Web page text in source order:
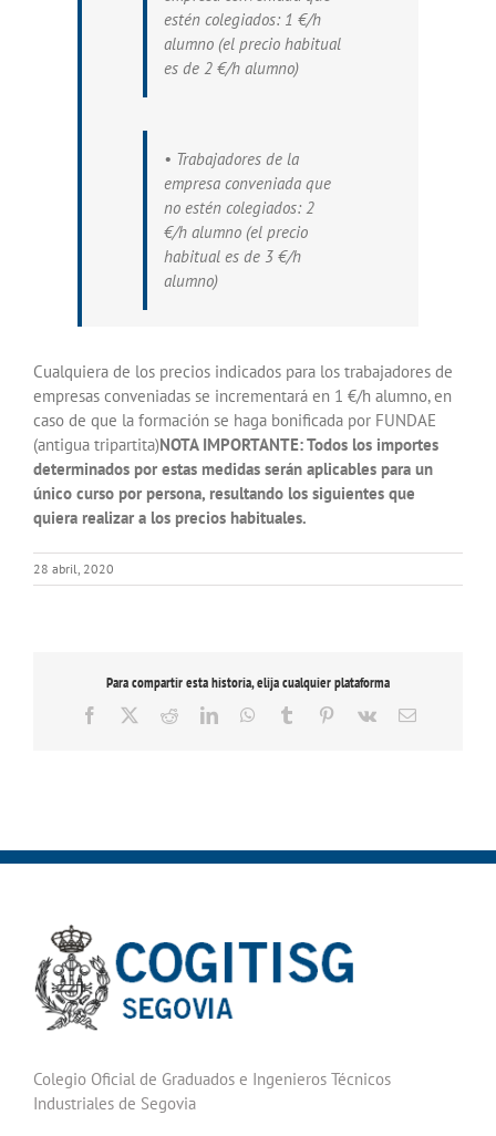
estén colegiados: 1 €/h
alumno (el precio habitual
es de 2 €/h alumno)
• Trabajadores de la
empresa conveniada que
no estén colegiados: 2
€/h alumno (el precio
habitual es de 3 €/h
alumno)
Cualquiera de los precios indicados para los trabajadores de
empresas conveniadas se incrementará en 1 €/h alumno, en
caso de que la formación se haga bonificada por FUNDAE
(antigua tripartita)NOTA IMPORTANTE: Todos los importes
determinados por estas medidas serán aplicables para un
único curso por persona, resultando los siguientes que
quiera realizar a los precios habituales.
28 abril, 2020
Para compartir esta historia, elija cualquier plataforma
Facebook RedditLinkedInWhatsApp
Tumblr Pinterest
Vk
Correo
Colegio Oficial de Graduados e Ingenieros Técnicos
Industriales de Segovia